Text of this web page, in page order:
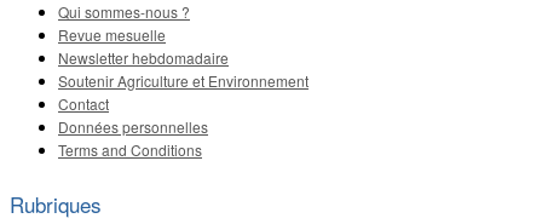
Qui sommes-nous ?
Revue mesuelle
Newsletter hebdomadaire
Soutenir Agriculture et Environnement
Contact
Données personnelles
Terms and Conditions
Rubriques